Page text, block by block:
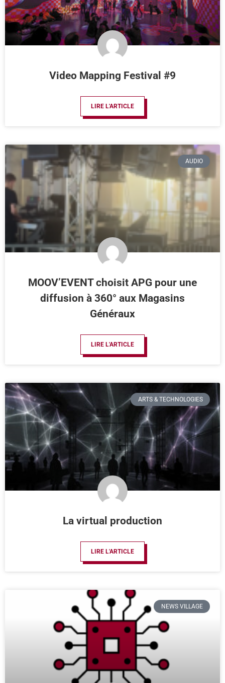
Video Mapping Festival #9
LIRE L'ARTICLE
AUDIO
MOOV’EVENT choisit APG pour une
diffusion à 360° aux Magasins
Généraux
LIRE L'ARTICLE
ARTS & TECHNOLOGIES
La virtual production
LIRE L'ARTICLE
NEWS VILLAGE